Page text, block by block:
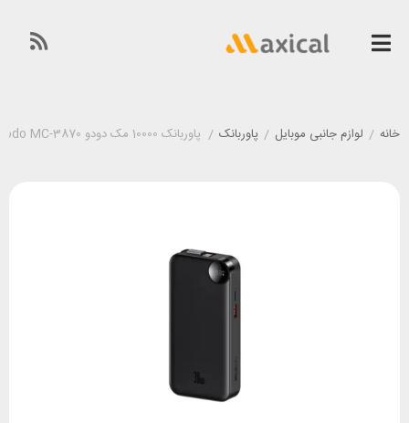
خانه / لوازم جانبی موبایل / پاوربانک / پاوربانک 10000 مک دودو Mcdodo MC-3870 توان 30 وات با کابل جمع شو